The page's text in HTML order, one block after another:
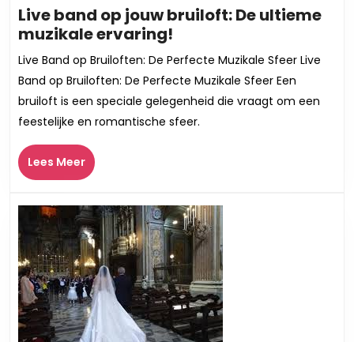
Live band op jouw bruiloft: De ultieme
muzikale ervaring!
band
op
jouw
bruiloft:
De
Live Band op Bruiloften: De Perfecte Muzikale Sfeer Live
Band op Bruiloften: De Perfecte Muzikale Sfeer Een
bruiloft is een speciale gelegenheid die vraagt om een
feestelijke en romantische sfeer.
Lees MeerLees
Meer